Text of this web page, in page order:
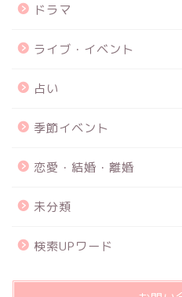
ドラマ
ライブ・イベント
占い
季節イベント
恋愛・結婚・離婚
未分類
検索UPワード